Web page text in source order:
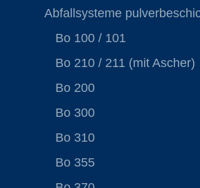
Abfallsysteme
Bo 100 / 101
Bo 210 / 211 (mit Ascher)
Bo 200
Bo 300
Bo 310
Bo 355